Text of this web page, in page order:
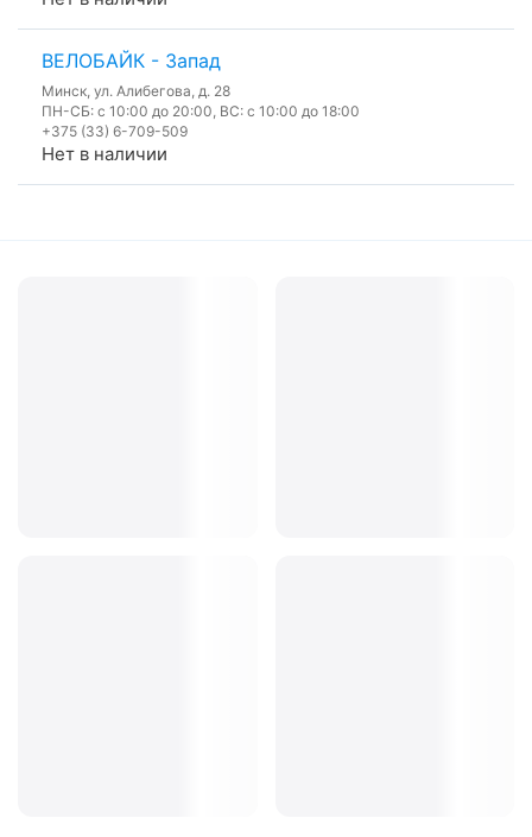
ВЕЛОБАЙК - Запад
Минск, ул. Алибегова, д. 28
ПН-СБ: с 10:00 до 20:00, ВС: с 10:00 до 18:00
+375 (33) 6-709-509
Нет в наличии